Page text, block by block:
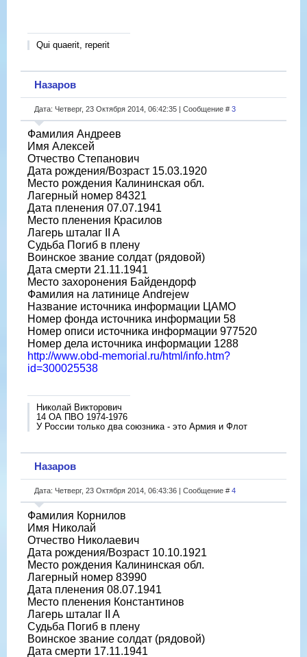
Qui quaerit, reperit
Назаров
Дата: Четверг, 23 Октября 2014, 06:42:35 | Сообщение # 3
Фамилия Андреев
Имя Алексей
Отчество Степанович
Дата рождения/Возраст 15.03.1920
Место рождения Калининская обл.
Лагерный номер 84321
Дата пленения 07.07.1941
Место пленения Красилов
Лагерь шталаг II A
Судьба Погиб в плену
Воинское звание солдат (рядовой)
Дата смерти 21.11.1941
Место захоронения Байдендорф
Фамилия на латинице Andrejew
Название источника информации ЦАМО
Номер фонда источника информации 58
Номер описи источника информации 977520
Номер дела источника информации 1288
http://www.obd-memorial.ru/html/info.htm?
id=300025538
Николай Викторович
14 ОА ПВО 1974-1976
У России только два союзника - это Армия и Флот
Назаров
Дата: Четверг, 23 Октября 2014, 06:43:36 | Сообщение # 4
Фамилия Корнилов
Имя Николай
Отчество Николаевич
Дата рождения/Возраст 10.10.1921
Место рождения Калининская обл.
Лагерный номер 83990
Дата пленения 08.07.1941
Место пленения Константинов
Лагерь шталаг II A
Судьба Погиб в плену
Воинское звание солдат (рядовой)
Дата смерти 17.11.1941